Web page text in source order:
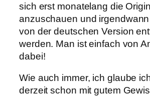
sich erst monatelang die
anzuschauen und
von der deutschen Version
werden. Man ist einfach von
dabei!
Wie auch immer, ich glaube
derzeit schon mit gutem